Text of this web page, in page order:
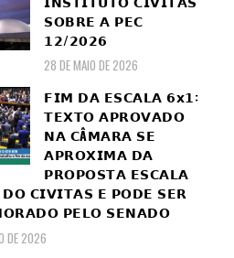
𝗦𝗢𝗕𝗥𝗘 𝗔 𝗣𝗘𝗖
𝟭𝟮/𝟮𝟬𝟮𝟲
28 DE MAIO DE 2026
𝗙𝗜𝗠 𝗗𝗔 𝗘𝗦𝗖𝗔𝗟𝗔 𝟲𝘅𝟭:
𝗧𝗘𝗫𝗧𝗢 𝗔𝗣𝗥𝗢𝗩𝗔𝗗𝗢
𝗡𝗔 𝗖Â𝗠𝗔𝗥𝗔 𝗦𝗘
𝗔𝗣𝗥𝗢𝗫𝗜𝗠𝗔 𝗗𝗔
𝗣𝗥𝗢𝗣𝗢𝗦𝗧𝗔 𝗘𝗦𝗖𝗔𝗟𝗔
𝗗𝗢 𝗖𝗜𝗩𝗜𝗧𝗔𝗦 𝗘 𝗣𝗢𝗗𝗘 𝗦𝗘𝗥
𝗣𝗘𝗟𝗢 𝗦𝗘𝗡𝗔𝗗𝗢
DE 2026